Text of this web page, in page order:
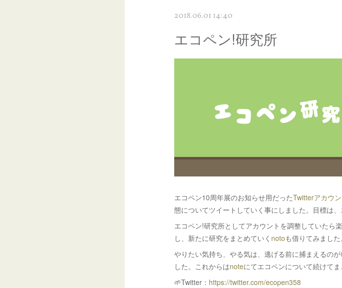
2018.06.01 14:40
エコペン!研究所
エコペン10周年展のお知らせ用だったTwitterアカウン
態についてツイートしていく事にしました。目標は
エコペン!研究所としてアカウントを調整していたら楽
し、新たに研究をまとめていく notoも借りてみました
やりたい気持ち、やる気は、逃げる前に捕まえるの
した。これからはnoteにてエコペンについて続けて
🌱Twitter： https://twitter.com/ecopen358